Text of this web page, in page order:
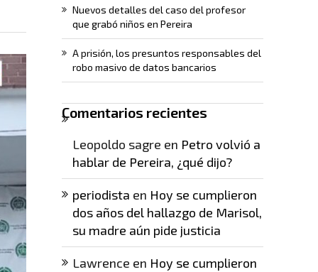
Nuevos detalles del caso del profesor
que grabó niños en Pereira
A prisión, los presuntos responsables del
robo masivo de datos bancarios
Comentarios recientes
Leopoldo sagre en Petro volvió a
hablar de Pereira, ¿qué dijo?
periodista en Hoy se cumplieron
dos años del hallazgo de Marisol,
su madre aún pide justicia
Lawrence en Hoy se cumplieron